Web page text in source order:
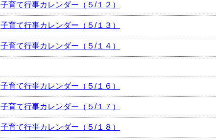
子育て行事カレンダー（５/１２）
子育て行事カレンダー（５/１３）
子育て行事カレンダー（５/１４）
子育て行事カレンダー（５/１６）
子育て行事カレンダー（５/１７）
子育て行事カレンダー（５/１８）